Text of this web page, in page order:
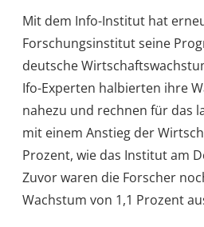
Mit dem Info-Institut hat
Forschungsinstitut seine
deutsche
Ifo-Experten halbierten ihre
nahezu und rechnen für das
mit einem Anstieg der
Prozent, wie das Institut am
Zuvor waren die Forscher
Wachstum von 1,1 Prozent